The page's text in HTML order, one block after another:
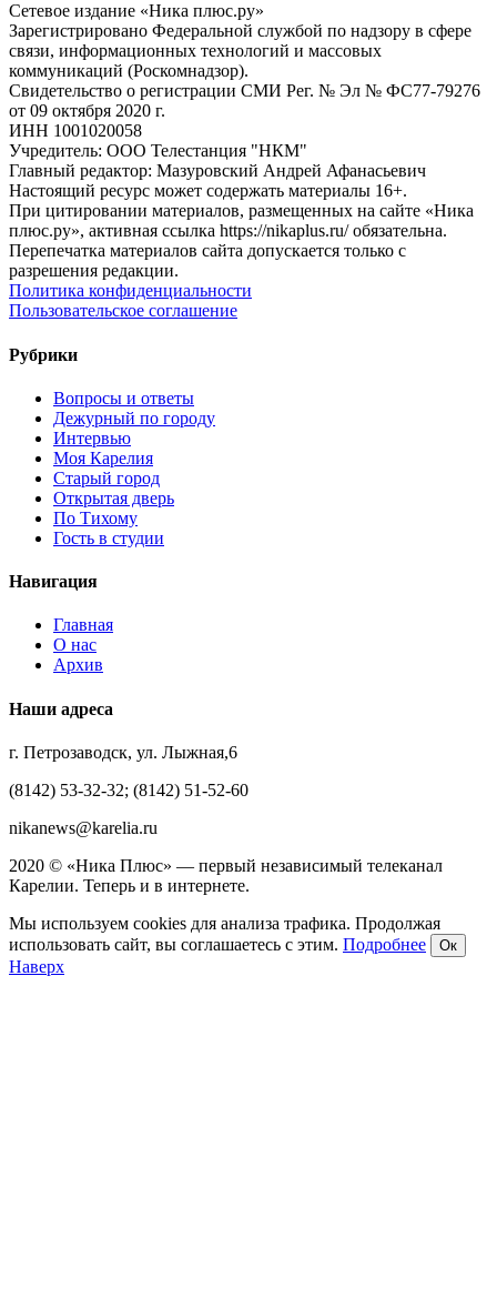
Сетевое издание «Ника плюс.ру»
Зарегистрировано Федеральной службой по надзору в сфере
связи, информационных технологий и массовых
коммуникаций (Роскомнадзор).
Свидетельство о регистрации СМИ Рег. № Эл № ФС77-79276
от 09 октября 2020 г.
ИНН 1001020058
Учредитель: ООО Телестанция "НКМ"
Главный редактор: Мазуровский Андрей Афанасьевич
Настоящий ресурс может содержать материалы 16+.
При цитировании материалов, размещенных на сайте «Ника
плюс.ру», активная ссылка https://nikaplus.ru/ обязательна.
Перепечатка материалов сайта допускается только с
разрешения редакции.
Политика конфиденциальности
Пользовательское соглашение
Рубрики
Вопросы и ответы
Дежурный по городу
Интервью
Моя Карелия
Старый город
Открытая дверь
По Тихому
Гость в студии
Навигация
Главная
О нас
Архив
Наши адреса
г. Петрозаводск, ул. Лыжная,6
(8142) 53-32-32; (8142) 51-52-60
nikanews@karelia.ru
2020 © «Ника Плюс» — первый независимый телеканал
Карелии. Теперь и в интернете.
Мы используем cookies для анализа трафика. Продолжая
использовать сайт, вы соглашаетесь с этим. Подробнее Ок
Наверх